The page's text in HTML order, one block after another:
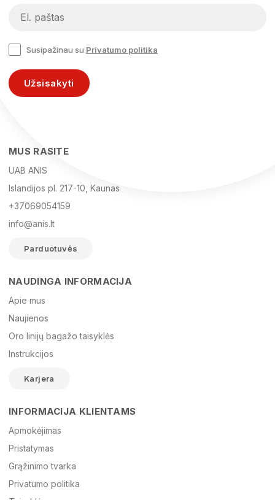
El. paštas
Žinutė
Susipažinau su Privatumo politika
Užsisakyti
MUS RASITE
UAB ANIS
Islandijos pl. 217-10, Kaunas
+37069054159
info@anis.lt
Parduotuvės
NAUDINGA INFORMACIJA
Apie mus
Naujienos
Oro linijų bagažo taisyklės
Instrukcijos
Karjera
INFORMACIJA KLIENTAMS
Apmokėjimas
Pristatymas
Grąžinimo tvarka
Privatumo politika